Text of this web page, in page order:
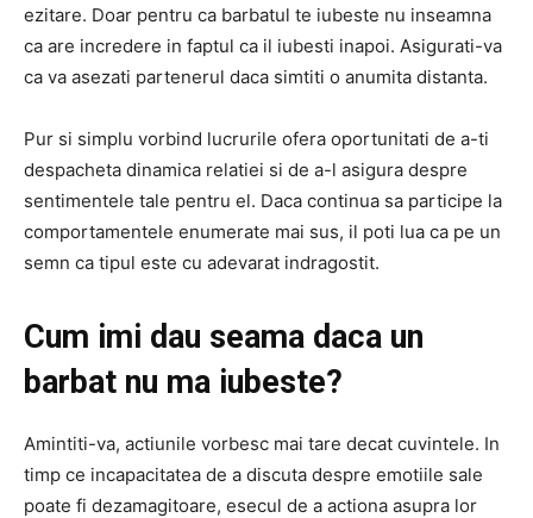
ezitare. Doar pentru ca barbatul te iubeste nu inseamna
ca are incredere in faptul ca il iubesti inapoi. Asigurati-va
ca va asezati partenerul daca simtiti o anumita distanta.
Pur si simplu vorbind lucrurile ofera oportunitati de a-ti
despacheta dinamica relatiei si de a-l asigura despre
sentimentele tale pentru el. Daca continua sa participe la
comportamentele enumerate mai sus, il poti lua ca pe un
semn ca tipul este cu adevarat indragostit.
Cum imi dau seama daca un
barbat nu ma iubeste?
Amintiti-va, actiunile vorbesc mai tare decat cuvintele. In
timp ce incapacitatea de a discuta despre emotiile sale
poate fi dezamagitoare, esecul de a actiona asupra lor